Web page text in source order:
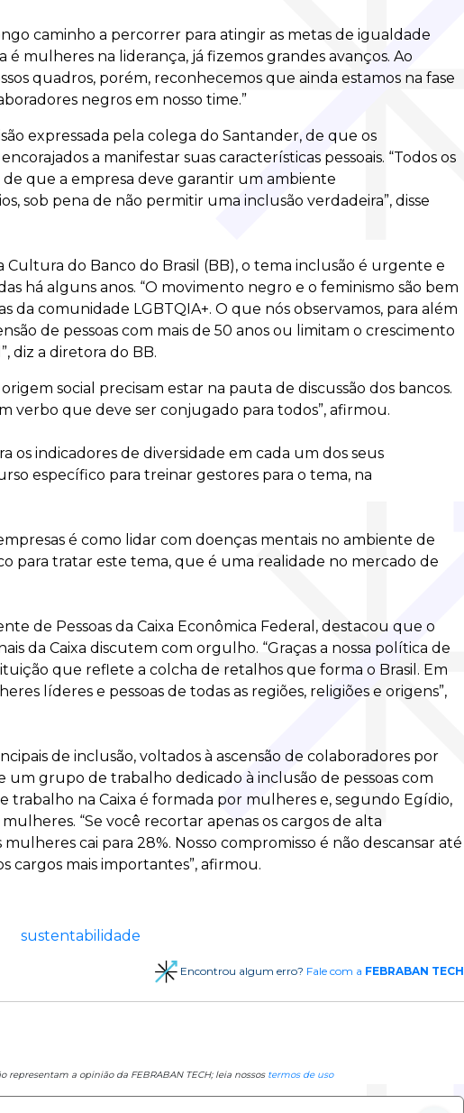
caminho a percorrer para atingir as metas de igualdade
mulheres na liderança, já fizemos grandes avanços. Ao
quadros, porém, reconhecemos que ainda estamos na fase
negros em nosso time.”
expressada pela colega do Santander, de que os
a manifestar suas características pessoais. “Todos os
que a empresa deve garantir um ambiente
sob pena de não permitir uma inclusão verdadeira”, disse
Cultura do Banco do Brasil (BB), o tema inclusão é urgente e
há alguns anos. “O movimento negro e o feminismo são bem
da comunidade LGBTQIA+. O que nós observamos, para além
de pessoas com mais de 50 anos ou limitam o crescimento
diz a diretora do BB.
social precisam estar na pauta de discussão dos bancos.
verbo que deve ser conjugado para todos”, afirmou.
os indicadores de diversidade em cada um dos seus
específico para treinar gestores para o tema, na
é como lidar com doenças mentais no ambiente de
para tratar este tema, que é uma realidade no mercado de
de Pessoas da Caixa Econômica Federal, destacou que o
da Caixa discutem com orgulho. “Graças a nossa política de
que reflete a colcha de retalhos que forma o Brasil. Em
líderes e pessoas de todas as regiões, religiões e origens”,
de inclusão, voltados à ascensão de colaboradores por
um grupo de trabalho dedicado à inclusão de pessoas com
trabalho na Caixa é formada por mulheres e, segundo Egídio,
“Se você recortar apenas os cargos de alta
cai para 28%. Nosso compromisso é não descansar até
cargos mais importantes”, afirmou.
sustentabilidade
Encontrou algum erro? Fale com a FEBRABAN TECH
a opinião da FEBRABAN TECH; leia nossos termos de uso